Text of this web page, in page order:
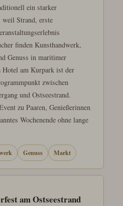
ein starker
Strand, erste
finden Kunsthandwerk,
Genuss in maritimer
Hotel am Kurpark ist der
zwischen
und Ostseestrand.
zu Paaren, Genießerinnen
Wochenende ohne lange
Genuss Markt
am Ostseestrand